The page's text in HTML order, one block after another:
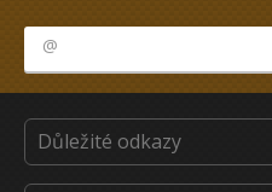
Důležité odkazy